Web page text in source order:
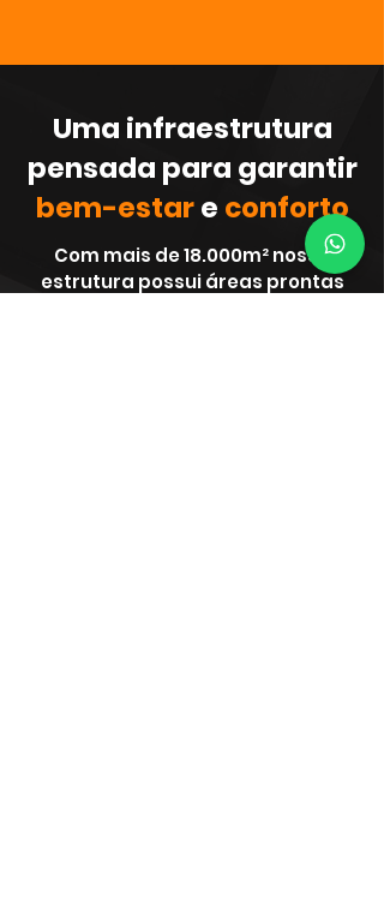
Uma infraestrutura
pensada para garantir
bem-estare conforto
Com mais de 18.000m² nossa
estrutura possui áreas prontas